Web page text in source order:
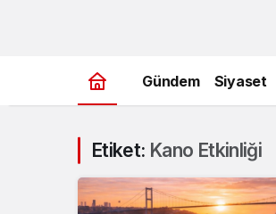
Gündem Siyaset
Etiket: Kano Etkinliği